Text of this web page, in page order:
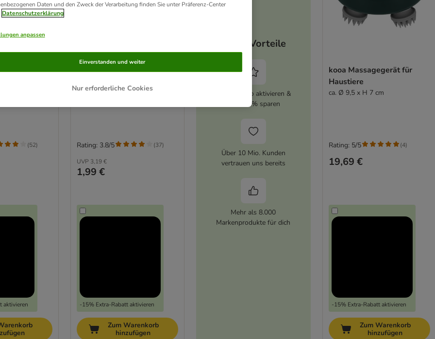
aktivieren
(52)
Naturhaarbürste
UVP 3,19 €
1,99 €
-15% Extra-Rabatt aktivieren
Rating: 3.8/5 (37)
Zum Warenkorb
hinzufügen
Deine Vorteile
zooplus Abo aktivieren &
immer 5% sparen
Über 10 Mio. Kunden
vertrauen uns bereits
Mehr als 8.000
Markenprodukte für dich
kooa Massagegerät für
Haustiere
ca. Ø 9,5 x H 7 cm
19,69 €
-15% Extra-Rabatt aktivieren
Rating: 5/5 (4)
Zum Warenkorb
hinzufügen
Daten und den Zweck der Verarbeitung finden Sie unter Präferenz-Center
Datenschutzerklärung
anpassen
Nur erforderliche Cookies
Einverstanden und weiter